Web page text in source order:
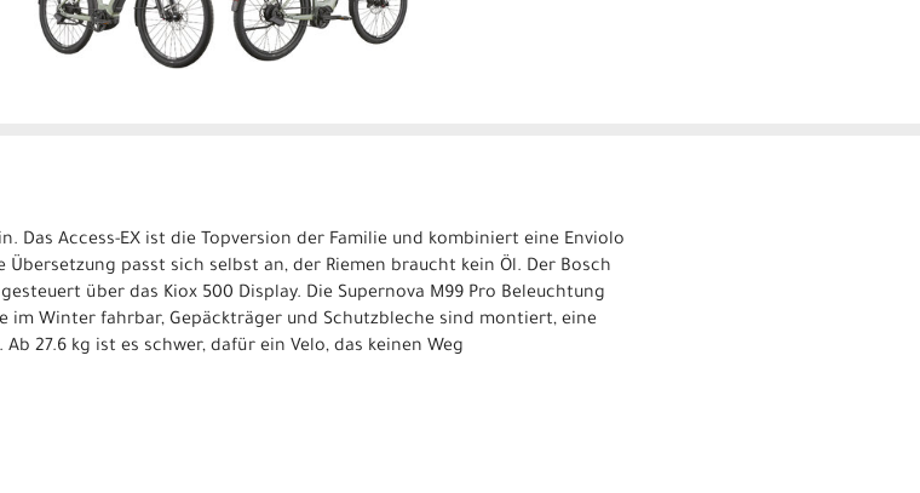
Das Access-EX ist die Topversion der Familie und kombiniert eine Enviolo
passt sich selbst an, der Riemen braucht kein Öl. Der Bosch
über das Kiox 500 Display. Die Supernova M99 Pro Beleuchtung
im Winter fahrbar, Gepäckträger und Schutzbleche sind montiert, eine
27.6 kg ist es schwer, dafür ein Velo, das keinen Weg